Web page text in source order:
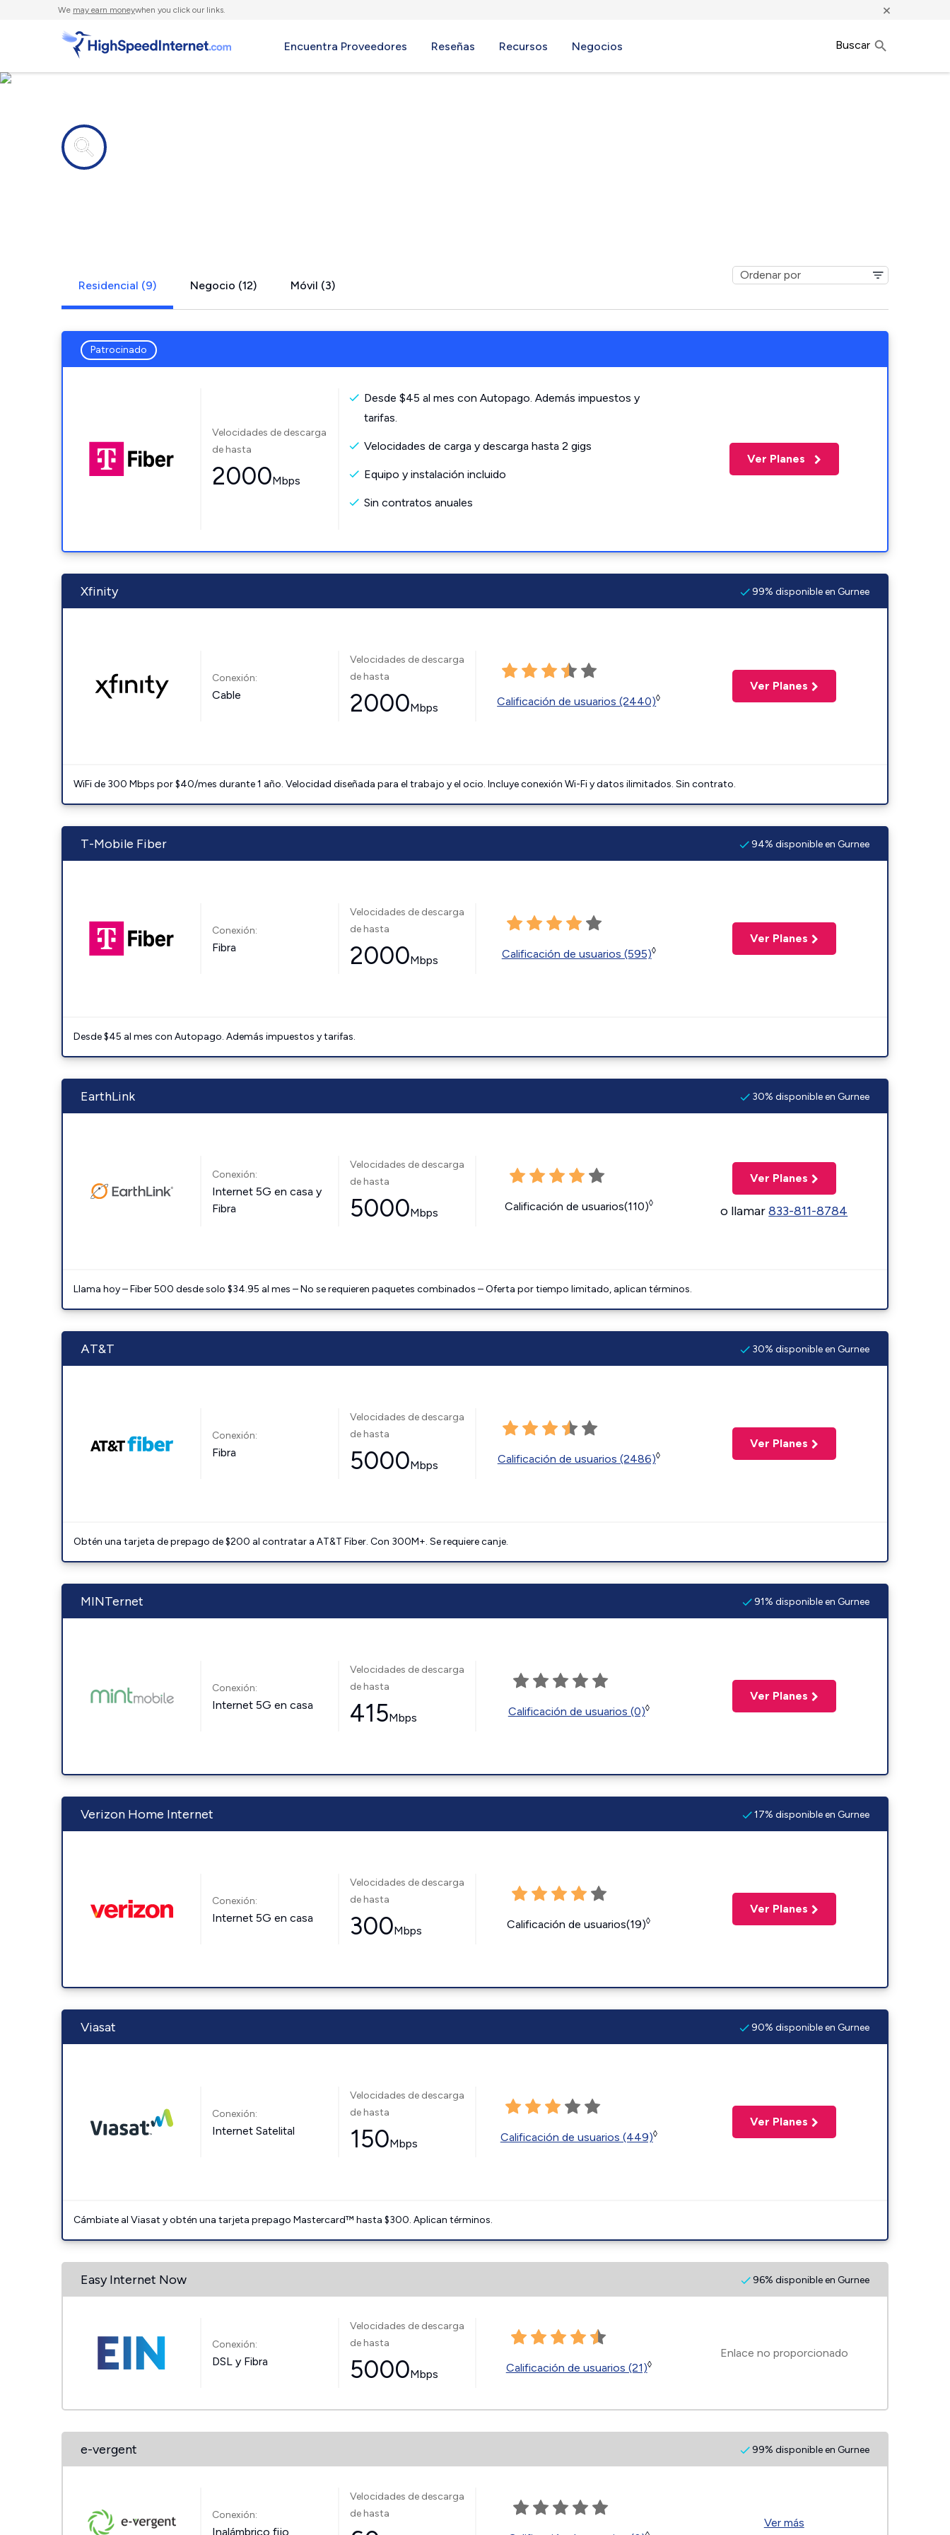
We may earn moneywhen you click our links. ×
Encuentra Proveedores Reseñas Recursos Negocios Buscar
Residencial (9) Negocio (12) Móvil (3)
Patrocinado
Velocidades de descarga
de hasta
2000Mbps
Desde $45 al mes con Autopago. Además impuestos y
tarifas.
Velocidades de carga y descarga hasta 2 gigs
Equipo y instalación incluido
Sin contratos anuales
Ver Planes
Xfinity 99% disponible en Gurnee
Conexión:
Cable
Velocidades de descarga
de hasta
2000Mbps Calificación de usuarios (2440)◊
Ver Planes
WiFi de 300 Mbps por $40/mes durante 1 año. Velocidad diseñada para el trabajo y el ocio. Incluye conexión Wi-Fi y datos ilimitados. Sin contrato.
T-Mobile Fiber 94% disponible en Gurnee
Conexión:
Fibra
Velocidades de descarga
de hasta
2000Mbps Calificación de usuarios (595)◊
Ver Planes
Desde $45 al mes con Autopago. Además impuestos y tarifas.
EarthLink 30% disponible en Gurnee
Conexión:
Internet 5G en casa y
Fibra
Velocidades de descarga
de hasta
5000Mbps Calificación de usuarios(110)◊
Ver Planes
o llamar833-811-8784
Llama hoy – Fiber 500 desde solo $34.95 al mes – No se requieren paquetes combinados – Oferta por tiempo limitado, aplican términos.
AT&T 30% disponible en Gurnee
Conexión:
Fibra
Velocidades de descarga
de hasta
5000Mbps Calificación de usuarios (2486)◊
Ver Planes
Obtén una tarjeta de prepago de $200 al contratar a AT&T Fiber. Con 300M+. Se requiere canje.
MINTernet 91% disponible en Gurnee
Conexión:
Internet 5G en casa
Velocidades de descarga
de hasta
415Mbps Calificación de usuarios (0)◊
Ver Planes
Verizon Home Internet 17% disponible en Gurnee
Conexión:
Internet 5G en casa
Velocidades de descarga
de hasta
300Mbps Calificación de usuarios(19)◊
Ver Planes
Viasat 90% disponible en Gurnee
Conexión:
Internet Satelital
Velocidades de descarga
de hasta
150Mbps Calificación de usuarios (449)◊
Ver Planes
Cámbiate al Viasat y obtén una tarjeta prepago Mastercard™ hasta $300. Aplican términos.
Easy Internet Now 96% disponible en Gurnee
Conexión:
DSL y Fibra
Velocidades de descarga
de hasta
5000Mbps Calificación de usuarios (21)◊
Enlace no proporcionado
e-vergent 99% disponible en Gurnee
Conexión:
Inalámbrico fijo
Velocidades de descarga
de hasta
Ver más